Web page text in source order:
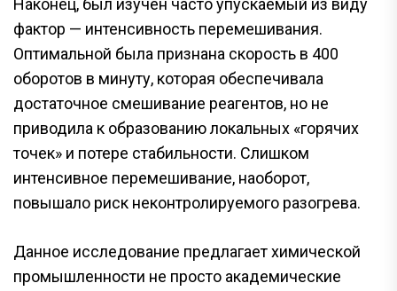
Наконец, был изучен часто упускаемый из виду
фактор — интенсивность перемешивания.
Оптимальной была признана скорость в 400
оборотов в минуту, которая обеспечивала
достаточное смешивание реагентов, но не
приводила к образованию локальных «горячих
точек» и потере стабильности. Слишком
интенсивное перемешивание, наоборот,
повышало риск неконтролируемого разогрева.
Данное исследование предлагает химической
промышленности не просто академические